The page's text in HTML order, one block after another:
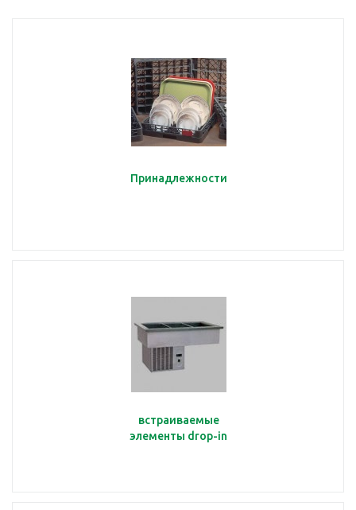
Принадлежности
встраиваемые
элементы drop-in